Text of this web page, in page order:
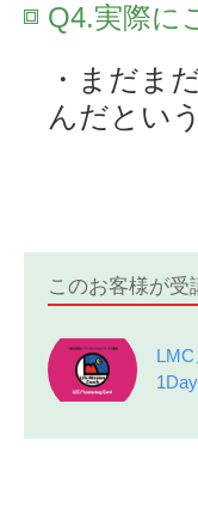
Q4.実際に
・まだま
んだとい
このお客様が受